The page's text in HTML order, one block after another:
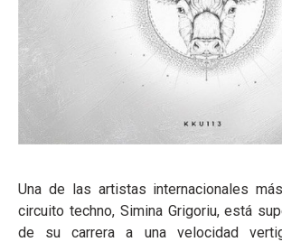
Una de las artistas internacionales
circuito techno, Simina Grigoriu, está
de su carrera a una velocidad